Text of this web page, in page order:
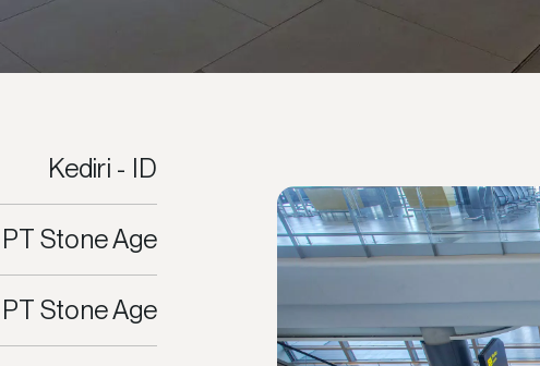
Kediri - ID
PT Stone Age
PT Stone Age